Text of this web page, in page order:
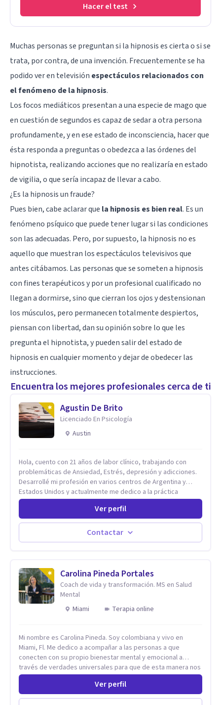
Hacer el test
Muchas personas se preguntan si la hipnosises cierta o si se
trata, por contra, de una invención. Frecuentemente se ha
podido ver en televisión espectáculos relacionados con
el fenómeno de la hipnosis.
Los focos mediáticos presentan a una especie de mago que
en cuestión de segundos es capaz de sedar a otra persona
profundamente, y en ese estado de inconsciencia, hacer que
ésta responda a preguntas o obedezca a las órdenes del
hipnotista, realizando acciones que no realizaría en estado
de vigilia, o que sería incapaz de llevar a cabo.
¿Es la hipnosis un fraude?
Pues bien, cabe aclarar que la hipnosis es bien real. Es un
fenómeno psíquico que puede tener lugar si las condiciones
son las adecuadas. Pero, por supuesto, la hipnosis no es
aquello que muestran los espectáculos televisivos que
antes citábamos. Las personas que se someten a hipnosis
con fines terapéuticos y por un profesional cualificado no
llegan a dormirse, sino que cierran los ojos y destensionan
los músculos, pero permanecen totalmente despiertos,
piensan con libertad, dan su opinión sobre lo que les
pregunta el hipnotista, y pueden salir del estado de
hipnosis en cualquier momento y dejar de obedecer las
instrucciones.
Encuentra los mejores profesionales cerca de ti
Agustin De Brito
Licenciado En Psicología
Austin
Hola, cuento con 21 años de labor clínico, trabajando con
problemáticas de Ansiedad, Estrés, depresión y adicciones.
Desarrollé mi profesión en varios centros de Argentina y
Estados Unidos y actualmente me dedico a la práctica
privada. Utilizo terapias cognitivas conductuales basadas en
evidencia científica con comprobados resultados. Los
objetivos terapéuticos están centrados en brindar
herramientas concretas para el cambio, que permitan
desarrollar nuevas habilidades y estrategias basadas en la
Ver perfil
Contactar
Carolina Pineda Portales
Coach de vida y transformación. MS en Salud
Mental
Miami
Terapia online
Mi nombre es Carolina Pineda. Soy colombiana y vivo en
Miami, Fl. Me dedico a acompañar a las personas a que
conecten con su propio bienestar mental y emocional a
través de verdades universales para que de esta manera nos
permitamos navegar por la vida con facilidad, paz y gozo.
Todo se encuentra en nuestra propia sabiduría. Todo ocurre
de adentro hacia afuera. Un poco (o mucho) de paz mental es
Ver perfil